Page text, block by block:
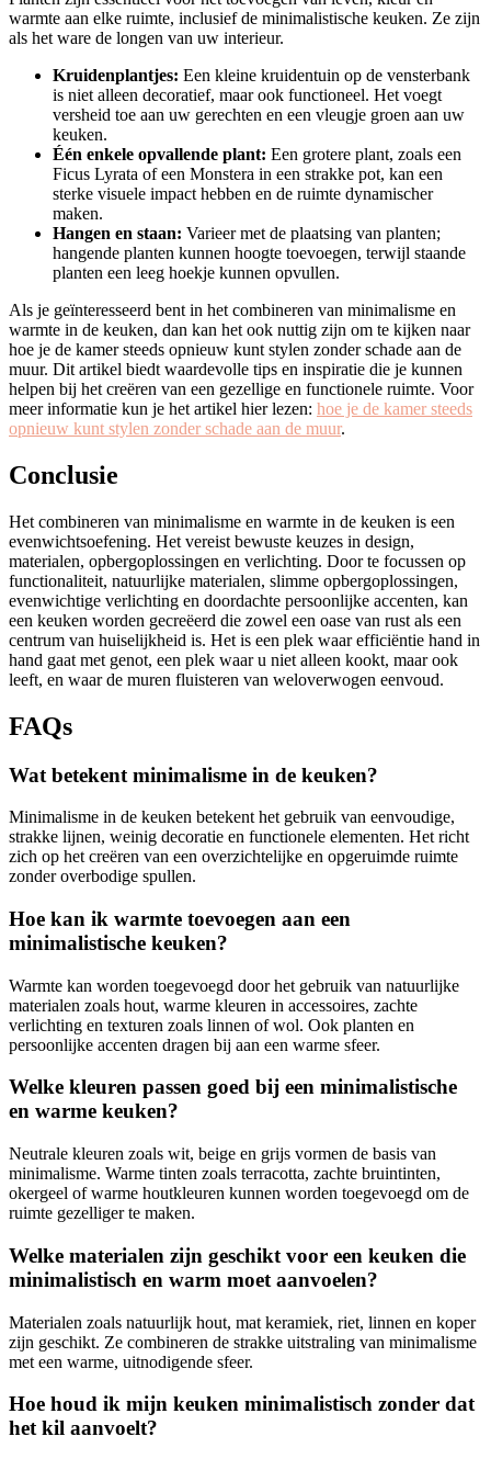
warmte aan elke ruimte, inclusief de minimalistische keuken. Ze zijn
als het ware de longen van uw interieur.
Kruidenplantjes: Een kleine kruidentuin op de vensterbank
is niet alleen decoratief, maar ook functioneel. Het voegt
versheid toe aan uw gerechten en een vleugje groen aan uw
keuken.
Één enkele opvallende plant: Een grotere plant, zoals een
Ficus Lyrata of een Monstera in een strakke pot, kan een
sterke visuele impact hebben en de ruimte dynamischer
maken.
Hangen en staan: Varieer met de plaatsing van planten;
hangende planten kunnen hoogte toevoegen, terwijl staande
planten een leeg hoekje kunnen opvullen.
Als je geïnteresseerd bent in het combineren van minimalisme en
warmte in de keuken, dan kan het ook nuttig zijn om te kijken naar
hoe je de kamer steeds opnieuw kunt stylen zonder schade aan de
muur. Dit artikel biedt waardevolle tips en inspiratie die je kunnen
helpen bij het creëren van een gezellige en functionele ruimte. Voor
meer informatie kun je het artikel hier lezen: hoe je de kamer steeds
opnieuw kunt stylen zonder schade aan de muur.
Conclusie
Het combineren van minimalisme en warmte in de keuken is een
evenwichtsoefening. Het vereist bewuste keuzes in design,
materialen, opbergoplossingen en verlichting. Door te focussen op
functionaliteit, natuurlijke materialen, slimme opbergoplossingen,
evenwichtige verlichting en doordachte persoonlijke accenten, kan
een keuken worden gecreëerd die zowel een oase van rust als een
centrum van huiselijkheid is. Het is een plek waar efficiëntie hand in
hand gaat met genot, een plek waar u niet alleen kookt, maar ook
leeft, en waar de muren fluisteren van weloverwogen eenvoud.
FAQs
Wat betekent minimalisme in de keuken?
Minimalisme in de keuken betekent het gebruik van eenvoudige,
strakke lijnen, weinig decoratie en functionele elementen. Het richt
zich op het creëren van een overzichtelijke en opgeruimde ruimte
zonder overbodige spullen.
Hoe kan ik warmte toevoegen aan een
minimalistische keuken?
Warmte kan worden toegevoegd door het gebruik van natuurlijke
materialen zoals hout, warme kleuren in accessoires, zachte
verlichting en texturen zoals linnen of wol. Ook planten en
persoonlijke accenten dragen bij aan een warme sfeer.
Welke kleuren passen goed bij een minimalistische
en warme keuken?
Neutrale kleuren zoals wit, beige en grijs vormen de basis van
minimalisme. Warme tinten zoals terracotta, zachte bruintinten,
okergeel of warme houtkleuren kunnen worden toegevoegd om de
ruimte gezelliger te maken.
Welke materialen zijn geschikt voor een keuken die
minimalistisch en warm moet aanvoelen?
Materialen zoals natuurlijk hout, mat keramiek, riet, linnen en koper
zijn geschikt. Ze combineren de strakke uitstraling van minimalisme
met een warme, uitnodigende sfeer.
Hoe houd ik mijn keuken minimalistisch zonder dat
het kil aanvoelt?